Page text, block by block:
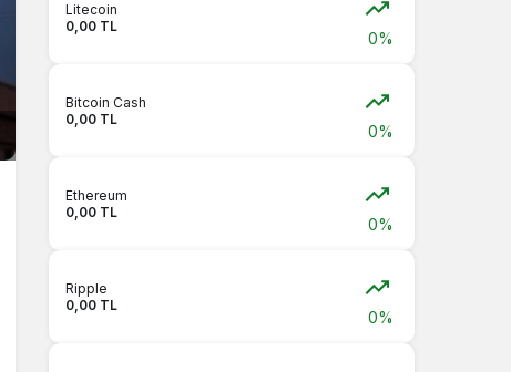
Litecoin
0,00 TL
0%
Bitcoin Cash
0,00 TL
0%
Ethereum
0,00 TL
0%
Ripple
0,00 TL
0%